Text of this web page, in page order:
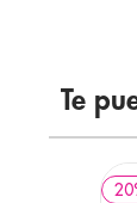
Te
20